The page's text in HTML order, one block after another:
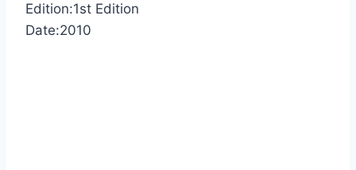
Edition:1st Edition
Date:2010